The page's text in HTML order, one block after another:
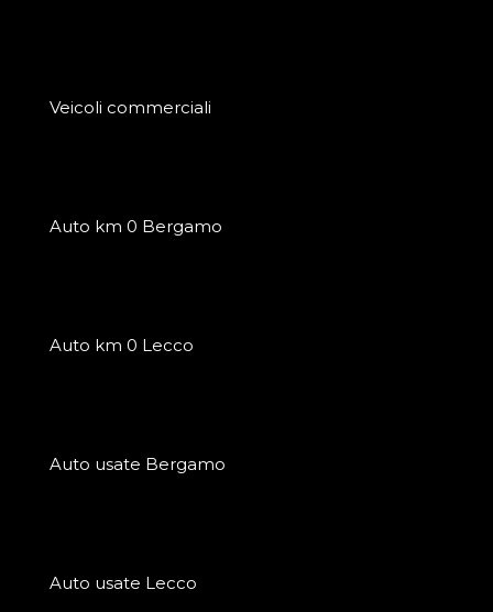
Veicoli commerciali
Auto km 0 Bergamo
Auto km 0 Lecco
Auto usate Bergamo
Auto usate Lecco